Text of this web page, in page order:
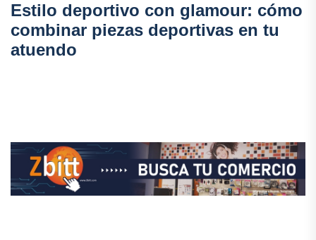
Estilo deportivo con glamour: cómo
combinar piezas deportivas en tu
atuendo